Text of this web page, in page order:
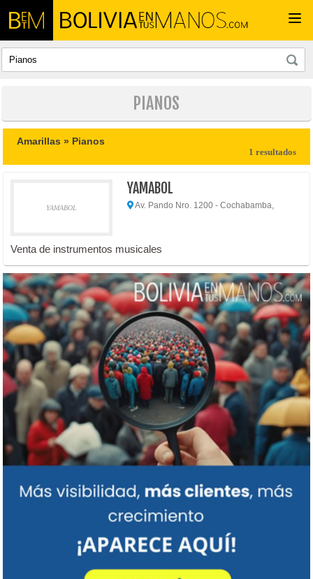
PIANOS
Amarillas » Pianos
1 resultados
YAMABOL
YAMABOL
Av. Pando Nro. 1200 - Cochabamba,
Venta de instrumentos musicales